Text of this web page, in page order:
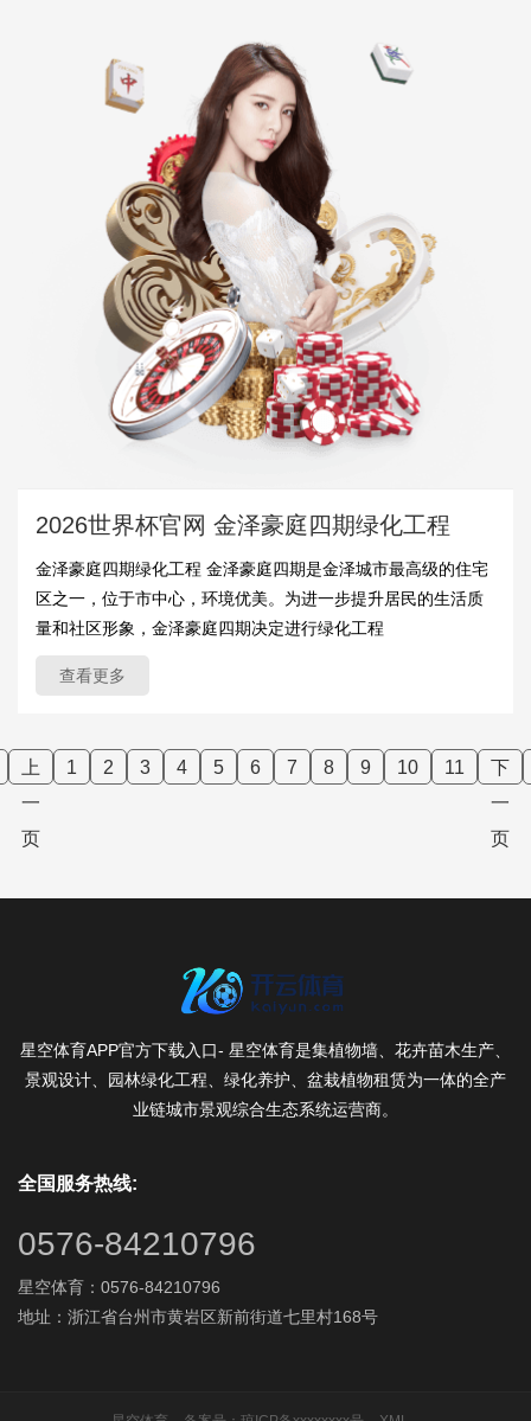
2026世界杯官网 金泽豪庭四期绿化工程
金泽豪庭四期绿化工程 金泽豪庭四期是金泽城市最高级的住宅
区之一，位于市中心，环境优美。为进一步提升居民的生活质
量和社区形象，金泽豪庭四期决定进行绿化工程
查看更多
上
一
页
1 2 3 4 5 6 7 8 9 10 11
下
一
页
星空体育APP官方下载入口- 星空体育是集植物墙、花卉苗木生产、
景观设计、园林绿化工程、绿化养护、盆栽植物租赁为一体的全产
业链城市景观综合生态系统运营商。
全国服务热线:
0576-84210796
星空体育：0576-84210796
地址：浙江省台州市黄岩区新前街道七里村168号